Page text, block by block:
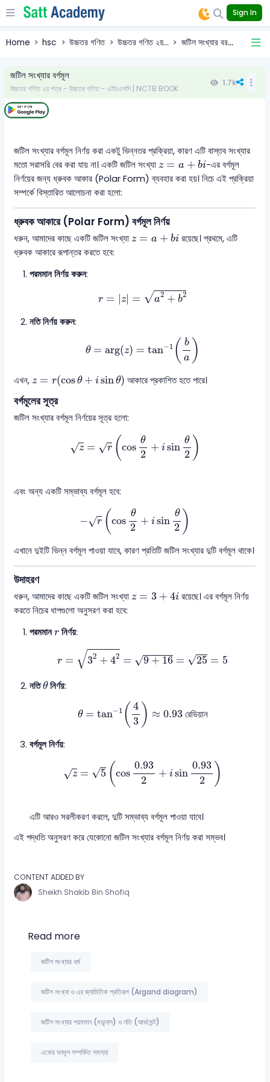
Sign In
Home hsc উচ্চতর গণিত উচ্চতর গণিত ২য়... জটিল সংখ্যার বর...
জটিল সংখ্যার বর্গমূল
উচ্চতর গণিত ২য় পত্র - উচ্চতর গণিত - এইচএসসি | NCTB BOOK
1.7k
জটিল সংখ্যার বর্গমূল নির্ণয় করা একটু ভিন্নতর প্রক্রিয়া, কারণ এটি বাস্তব সংখ্যার
মতো সরাসরি বের করা যায় না। একটি জটিল সংখ্যাz = a + bi
z =a+ b
-এর বর্গমূল
নির্ণয়ের জন্য ধ্রুবক আকার (Polar Form) ব্যবহার করা হয়। নিচে এই প্রক্রিয়া
সম্পর্কে বিস্তারিত আলোচনা করা হলো:
ধ্রুবক আকারে (Polar Form) বর্গমূল নির্ণয়
ধরুন, আমাদের কাছে একটি জটিল সংখ্যাz = a + bi
z =a+ b
রয়েছে। প্রথমে, এটি
ধ্রুবক আকারে রূপান্তর করতে হবে:
পরমমান নির্ণয় করুন:
r = |z| = √a2 + b2
= z 2+b2
নতি নির্ণয় করুন:
θ = arg(z) = tan−1 ( b
a )
b a )
এখন,z = r(cos θ + i sin θ)
z =r (cosθ+i sinθ) আকারে প্রকাশিত হতে পারে।
বর্গমূলের সূত্র
জটিল সংখ্যার বর্গমূল নির্ণয়ের সূত্র হলো:
√z = √r (cos
θ
2
+ isin
θ
2 )
cos +
এবং অন্য একটি সম্ভাব্য বর্গমূল হবে:
−√r (cos
θ
2
+ isin
θ
2 )
cos 2 )
এখানে দুইটি ভিন্ন বর্গমূল পাওয়া যাবে, কারণ প্রতিটি জটিল সংখ্যার দুটি বর্গমূল থাকে।
উদাহরণ
ধরুন, আমাদের কাছে একটি জটিল সংখ্যাz = 3 + 4i
z =3 + 4
রয়েছে। এর বর্গমূল নির্ণয়
করতে নিচের ধাপগুলো অনুসরণ করা হবে:
পরমমানr
rনির্ণয়:
r = √32 + 42 = √9+16 = √25 = 5
r=32+4
নতিθ
θনির্ণয়:
θ = tan−1 ( 4
3 ) ≈ 0.93 রেডিয়ান
(43 )
বর্গমূল নির্ণয়:
√z = √5 (cos
0.93
2
+ isin
0.93
2
)
cos 0.932+ 0.932)
এটি আরও সরলীকরণ করলে, দুটি সম্ভাব্য বর্গমূল পাওয়া যাবে।
এই পদ্ধতি অনুসরণ করে যেকোনো জটিল সংখ্যার বর্গমূল নির্ণয় করা সম্ভব।
CONTENT ADDED BY
Sheikh Shakib Bin Shofiq
Read more
জটিল সংখ্যার ধর্ম
জটিল সংখ্যা ও এর জ্যামিতিক প্রতিরূপ (Argand diagram)
জটিল সংখ্যার পরমমান (মডুলাস) ও নতি (আর্গুমেন্ট)
একের ঘনমূল সম্পর্কিত সমস্যা